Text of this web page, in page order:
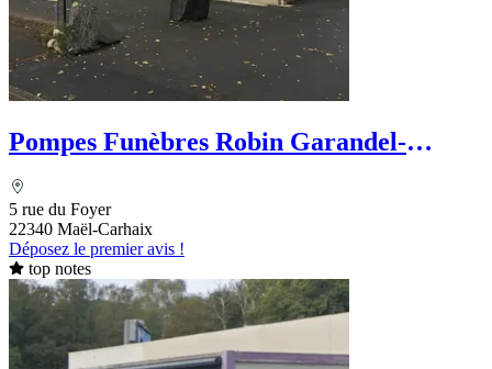
Pompes Funèbres Robin Garandel-
5 rue du Foyer
22340 Maël-Carhaix
Déposez le premier avis !
top notes